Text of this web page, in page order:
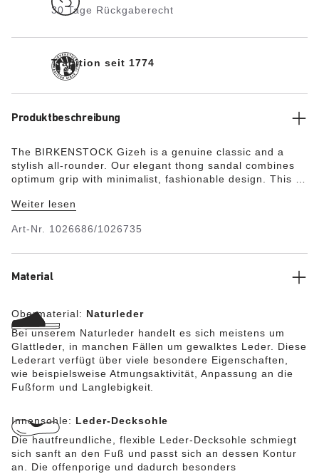
30 Tage Rückgaberecht
Tradition seit 1774
Produktbeschreibung
The BIRKENSTOCK Gizeh is a genuine classic and a
stylish all-rounder. Our elegant thong sandal combines
optimum grip with minimalist, fashionable design. This is
appliqué flowers. The upper is made from high-quality
Weiter lesen
Art-Nr. 1026686/1026735
Material
Obermaterial: Naturleder
Bei unserem Naturleder handelt es sich meistens um
Glattleder, in manchen Fällen um gewalktes Leder. Diese
Lederart verfügt über viele besondere Eigenschaften,
wie beispielsweise Atmungsaktivität, Anpassung an die
Fußform und Langlebigkeit.
Innensohle: Leder-Decksohle
Die hautfreundliche, flexible Leder-Decksohle schmiegt
sich sanft an den Fuß und passt sich an dessen Kontur
an. Die offenporige und dadurch besonders